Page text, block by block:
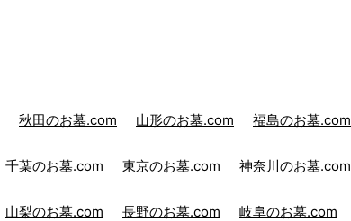
秋田のお墓.com 山形のお墓.com 福島のお墓.com
千葉のお墓.com 東京のお墓.com 神奈川のお墓.com
山梨のお墓.com 長野のお墓.com
岐阜のお墓.com